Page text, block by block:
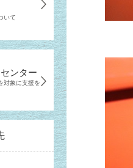
いて
ンター
対象に支援を